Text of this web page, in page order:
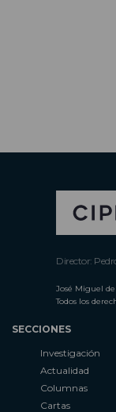
Director:
José Miguel
Todos los
SECCIONES
Investigación
Actualidad
Columnas
Cartas